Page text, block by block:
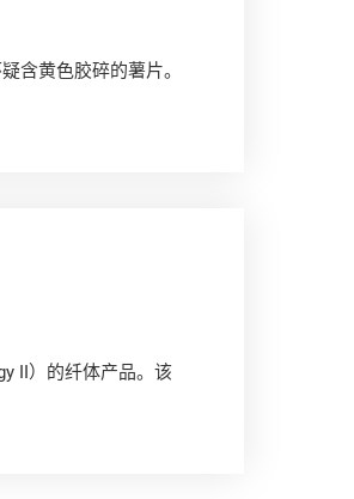
含黄色胶碎的薯片。
II）的纤体产品。该